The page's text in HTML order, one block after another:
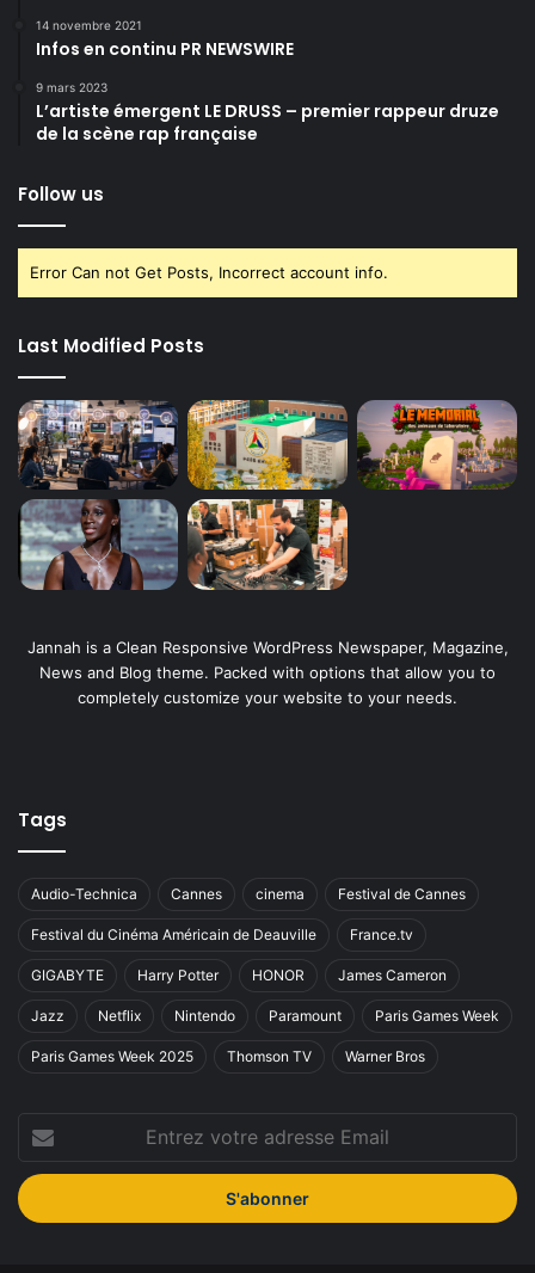
14 novembre 2021
Infos en continu PR NEWSWIRE
9 mars 2023
L’artiste émergent LE DRUSS – premier rappeur druze
de la scène rap française
Follow us
Error Can not Get Posts, Incorrect account info.
Last Modified Posts
Jannah is a Clean Responsive WordPress Newspaper, Magazine,
News and Blog theme. Packed with options that allow you to
completely customize your website to your needs.
Tags
Audio-Technica Cannes cinema Festival de Cannes
Festival du Cinéma Américain de Deauville France.tv
GIGABYTE Harry Potter HONOR James Cameron
Jazz Netflix Nintendo Paramount Paris Games Week
Paris Games Week 2025 Thomson TV Warner Bros
votre
adresse
Email